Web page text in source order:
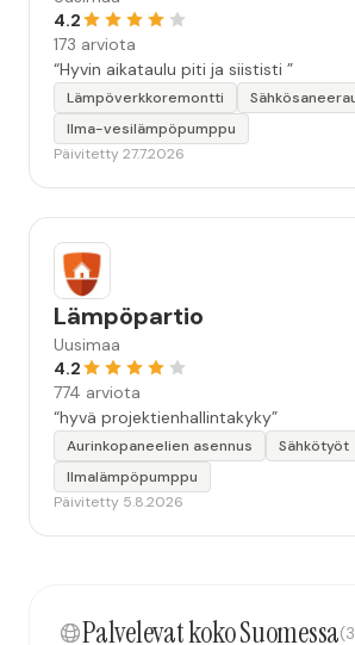
4.2
173 arviota
“Hyvin aikataulu piti ja siististi ”
Lämpöverkkoremontti
Ilma-vesilämpöpumppu
Päivitetty 27.7.2026
Lämpöpartio
Uusimaa
4.2
774 arviota
“hyvä projektienhallintakyky”
Aurinkopaneelien asennus
Sähkötyöt
Ilmalämpöpumppu
Päivitetty 5.8.2026
Palvelevat koko Suomessa